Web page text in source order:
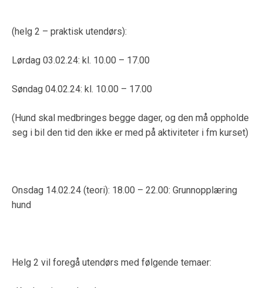
(helg 2 – praktisk utendørs):
Lørdag 03.02.24: kl. 10.00 – 17.00
Søndag 04.02.24: kl. 10.00 – 17.00
(Hund skal medbringes begge dager, og den må oppholde
seg i bil den tid den ikke er med på aktiviteter i fm kurset)
Onsdag 14.02.24 (teori): 18.00 – 22.00: Grunnopplæring
hund
Helg 2 vil foregå utendørs med følgende temaer: